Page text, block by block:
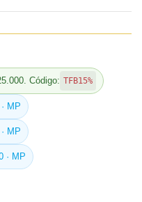
Código: TFB15%
MP
MP
· MP